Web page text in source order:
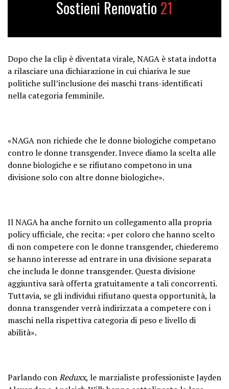
Sostieni Renovatio 21
Dopo che la clip è diventata virale, NAGA è stata indotta
a rilasciare una dichiarazione in cui chiariva le sue
politiche sull’inclusione dei maschi trans-identificati
nella categoria femminile.
«NAGA non richiede che le donne biologiche competano
contro le donne transgender. Invece diamo la scelta alle
donne biologiche e se rifiutano competono in una
divisione solo con altre donne biologiche».
Il NAGA ha anche fornito un collegamento alla propria
policy ufficiale, che recita: «per coloro che hanno scelto
di non competere con le donne transgender, chiederemo
se hanno interesse ad entrare in una divisione separata
che includa le donne transgender. Questa divisione
aggiuntiva sarà offerta gratuitamente a tali concorrenti.
Tuttavia, se gli individui rifiutano questa opportunità, la
donna transgender verrà indirizzata a competere con i
maschi nella rispettiva categoria di peso e livello di
abilità».
Parlando conReduxx, le marzialiste professioniste Jayden